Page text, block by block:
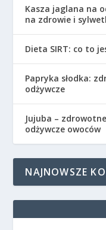
Kasza jaglana na
na zdrowie i
Dieta SIRT: co to
Papryka słodka:
odżywcze
Jujuba –
odżywcze owoców
NAJNOWSZE